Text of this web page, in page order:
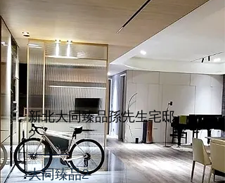
新北大同臻品孫先生宅邸
2
大同臻品2